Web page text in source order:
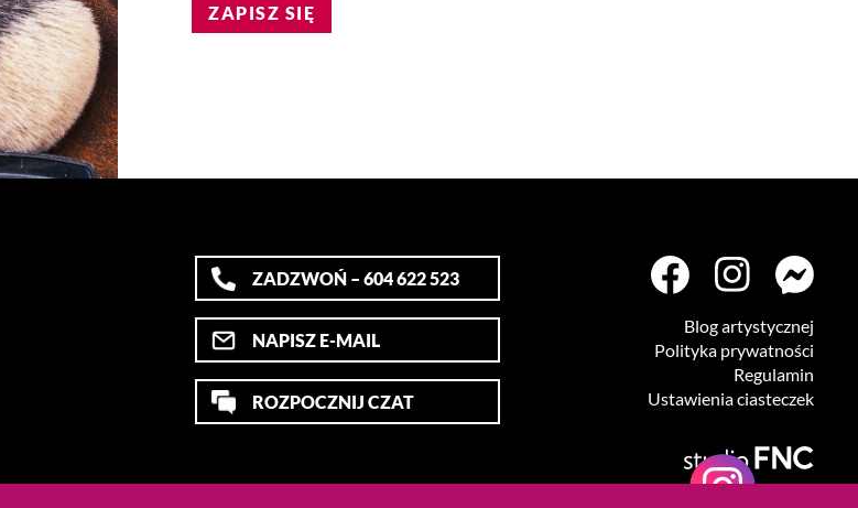
ZAPISZ SIĘ
ZADZWOŃ – 604 622 523
NAPISZ E-MAIL
ROZPOCZNIJ CZAT
Blog artystycznej
Polityka prywatności
Regulamin
Ustawienia ciasteczek